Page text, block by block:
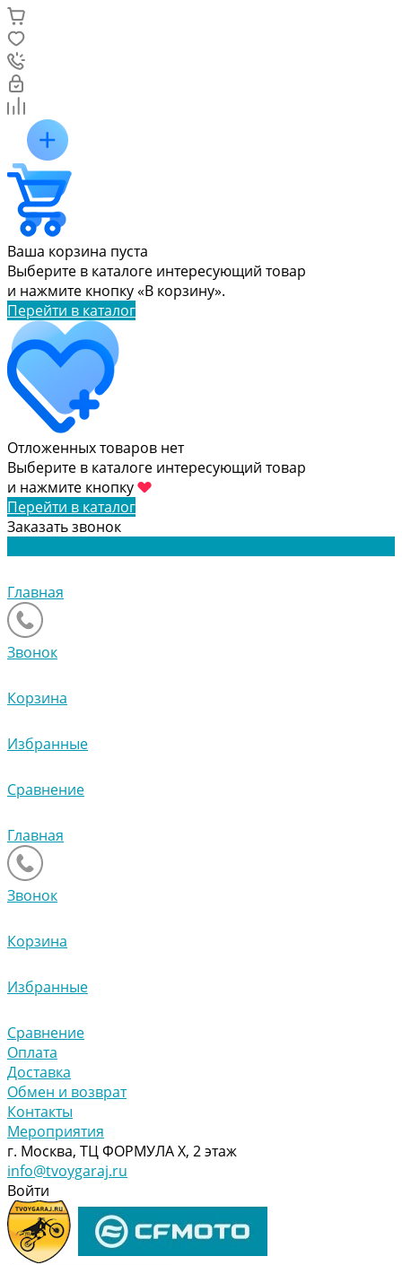
Ваша корзина пуста
Выберите в каталоге интересующий товар
и нажмите кнопку «В корзину».
Перейти в каталог
Отложенных товаров нет
Выберите в каталоге интересующий товар
и нажмите кнопку
Перейти в каталог
Заказать звонок
Главная
Звонок
Корзина
Избранные
Сравнение
Главная
Звонок
Корзина
Избранные
Сравнение
Оплата
Доставка
Обмен и возврат
Контакты
Мероприятия
г. Москва, ТЦ ФОРМУЛА Х, 2 этаж
info@tvoygaraj.ru
Войти